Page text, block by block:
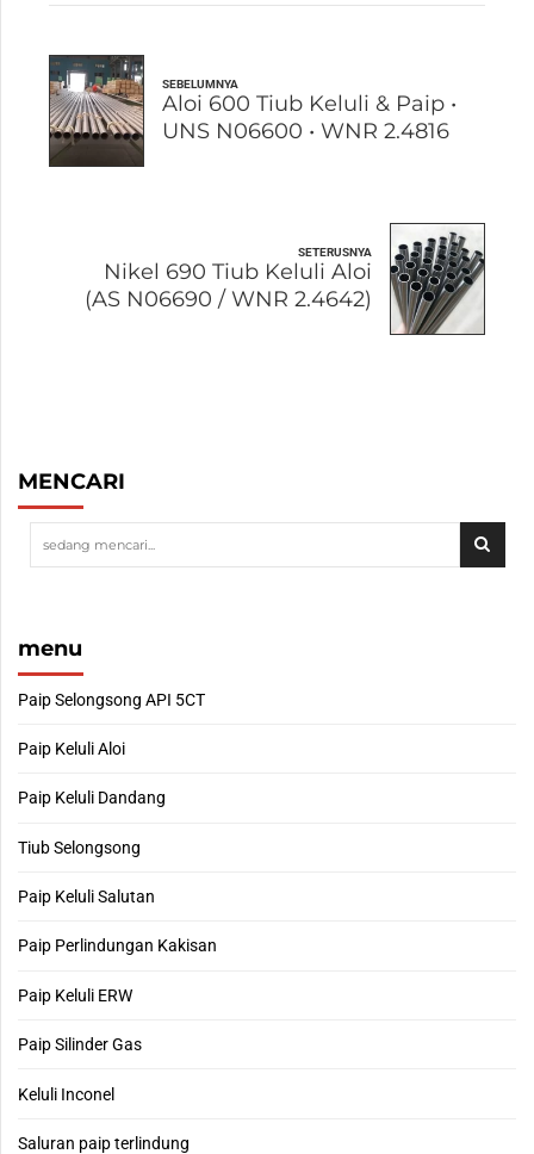
SEBELUMNYA
Aloi 600 Tiub Keluli & Paip •
UNS N06600 • WNR 2.4816
SETERUSNYA
Nikel 690 Tiub Keluli Aloi
(AS N06690 / WNR 2.4642)
MENCARI
menu
Paip Selongsong API 5CT
Paip Keluli Aloi
Paip Keluli Dandang
Tiub Selongsong
Paip Keluli Salutan
Paip Perlindungan Kakisan
Paip Keluli ERW
Paip Silinder Gas
Keluli Inconel
Saluran paip terlindung